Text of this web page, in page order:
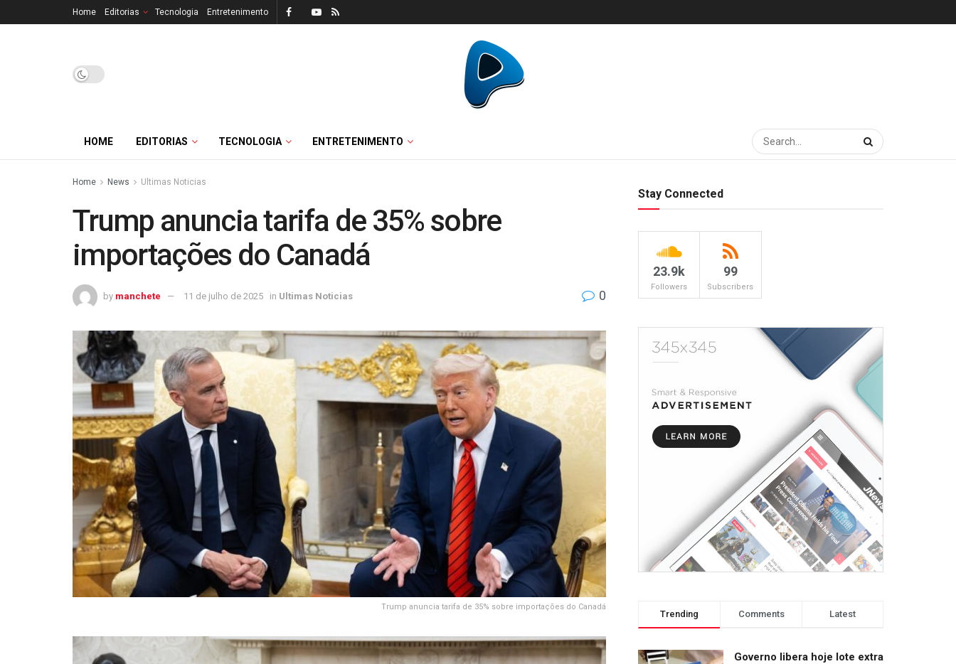
Home Editorias Tecnologia Entretenimento
HOME EDITORIAS TECNOLOGIA ENTRETENIMENTO
Home News Ultimas Noticias
Trump anuncia tarifa de 35% sobre
importações do Canadá
by manchete 11 de julho de 2025 in Ultimas Noticias 0
Trump anuncia tarifa de 35% sobre importações do Canadá
Stay Connected
23.9k
Followers
99
Subscribers
Trending Comments Latest
Governo libera hoje lote extra